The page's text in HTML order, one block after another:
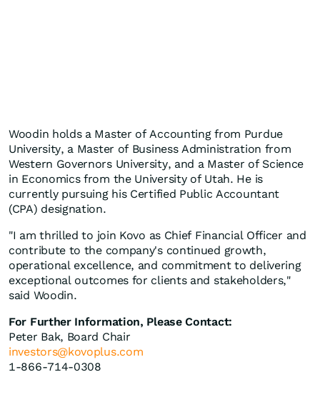
Woodin holds a Master of Accounting from Purdue
University, a Master of Business Administration from
Western Governors University, and a Master of Science
in Economics from the University of Utah. He is
currently pursuing his Certified Public Accountant
(CPA) designation.
"I am thrilled to join Kovo as Chief Financial Officer and
contribute to the company's continued growth,
operational excellence, and commitment to delivering
exceptional outcomes for clients and stakeholders,"
said Woodin.
For Further Information, Please Contact:
Peter Bak, Board Chair
investors@kovoplus.com
1-866-714-0308